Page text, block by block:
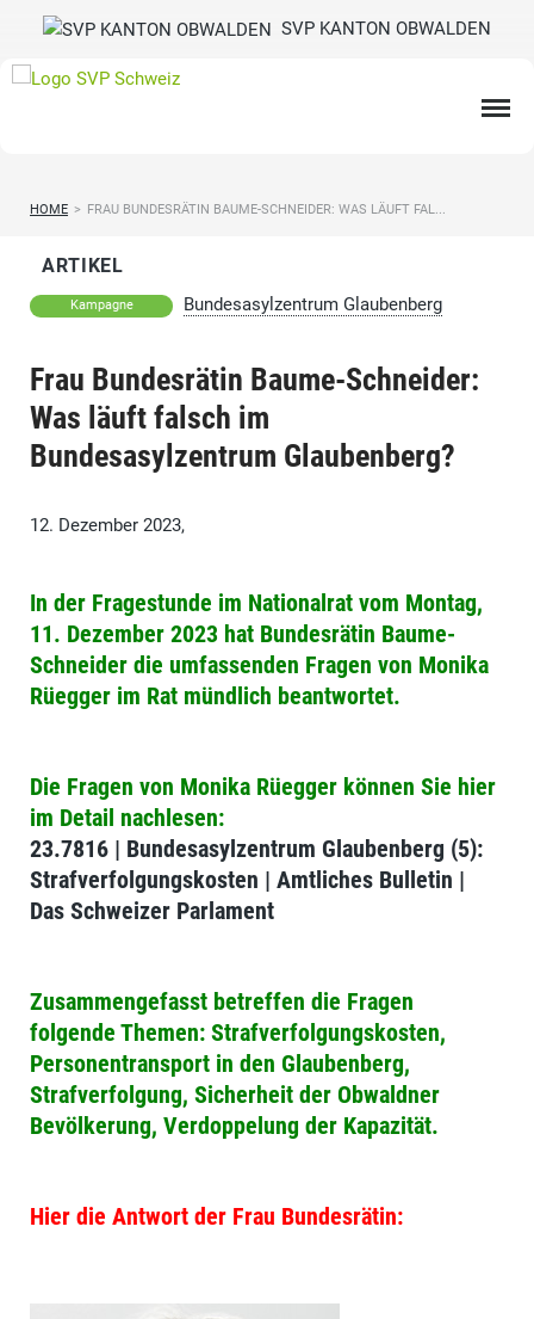
SVP KANTON OBWALDEN
HOME > FRAU BUNDESRÄTIN BAUME-SCHNEIDER: WAS LÄUFT FAL...
ARTIKEL
Kampagne Bundesasylzentrum Glaubenberg
Frau Bundesrätin Baume-Schneider:
Was läuft falsch im
Bundesasylzentrum Glaubenberg?
12. Dezember 2023,
In der Fragestunde im Nationalrat vom Montag,
11. Dezember 2023 hat Bundesrätin Baume-
Schneider die umfassenden Fragen von Monika
Rüegger im Rat mündlich beantwortet.
Die Fragen von Monika Rüegger können Sie hier
im Detail nachlesen:
23.7816 | Bundesasylzentrum Glaubenberg (5):
Strafverfolgungskosten | Amtliches Bulletin |
Das Schweizer Parlament
Zusammengefasst betreffen die Fragen
folgende Themen: Strafverfolgungskosten,
Personentransport in den Glaubenberg,
Strafverfolgung, Sicherheit der Obwaldner
Bevölkerung, Verdoppelung der Kapazität.
Hier die Antwort der Frau Bundesrätin: